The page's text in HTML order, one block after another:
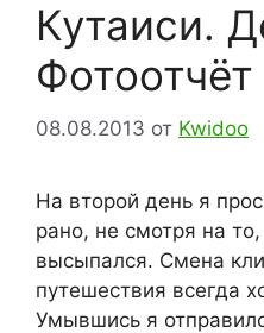
Кутаиси.
Фотоотчёт
08.08.2013 от Kwidoo
На второй день я
рано, не смотря на
высыпался. Смена
путешествия всегда
Умывшись я